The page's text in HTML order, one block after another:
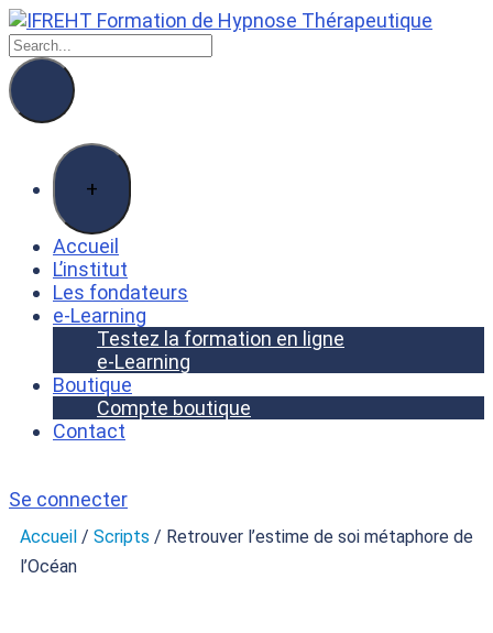
+
Accueil
L’institut
Les fondateurs
e-Learning
Testez la formation en ligne
e-Learning
Boutique
Compte boutique
Contact
Se connecter
Accueil / Scripts / Retrouver l’estime de soi métaphore de
l’Océan